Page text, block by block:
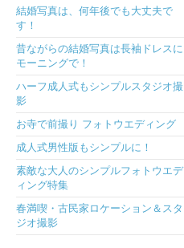
結婚写真は、何年後でも大丈夫で
す！
昔ながらの結婚写真は長袖ドレスに
モーニングで！
ハーフ成人式もシンプルスタジオ撮
影
お寺で前撮り フォトウエディング
成人式男性版もシンプルに！
素敵な大人のシンプルフォトウエデ
ィング特集
春満喫・古民家ロケーション＆スタ
ジオ撮影